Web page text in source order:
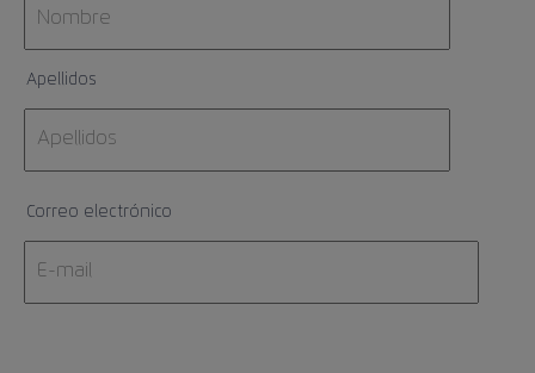
Apellidos
Correo electrónico